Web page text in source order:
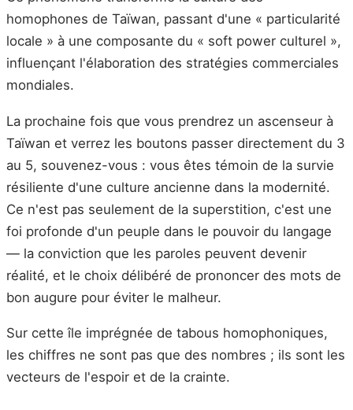
homophones de Taïwan, passant d'une « particularité
locale » à une composante du « soft power culturel »,
influençant l'élaboration des stratégies commerciales
mondiales.
La prochaine fois que vous prendrez un ascenseur à
Taïwan et verrez les boutons passer directement du 3
au 5, souvenez-vous : vous êtes témoin de la survie
résiliente d'une culture ancienne dans la modernité.
Ce n'est pas seulement de la superstition, c'est une
foi profonde d'un peuple dans le pouvoir du langage
— la conviction que les paroles peuvent devenir
réalité, et le choix délibéré de prononcer des mots de
bon augure pour éviter le malheur.
Sur cette île imprégnée de tabous homophoniques,
les chiffres ne sont pas que des nombres ; ils sont les
vecteurs de l'espoir et de la crainte.